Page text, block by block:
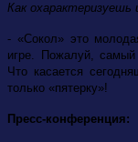
Как охарактеризуешь
- «Сокол» это
игре. Пожалуй,
Что касается
только «пятерку»!
Пресс-конференция: